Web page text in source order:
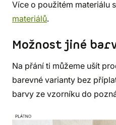
Více o použitém materiálu
materiálů.
Možnost jiné
Na přání ti můžeme ušít
barevné varianty bez
barvy ze vzorníku do